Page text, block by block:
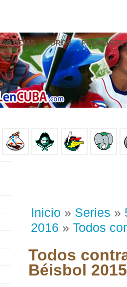
NOTICIAS FOROS
Inicio » Series »
2016 » Todos
Todos
Béisbol